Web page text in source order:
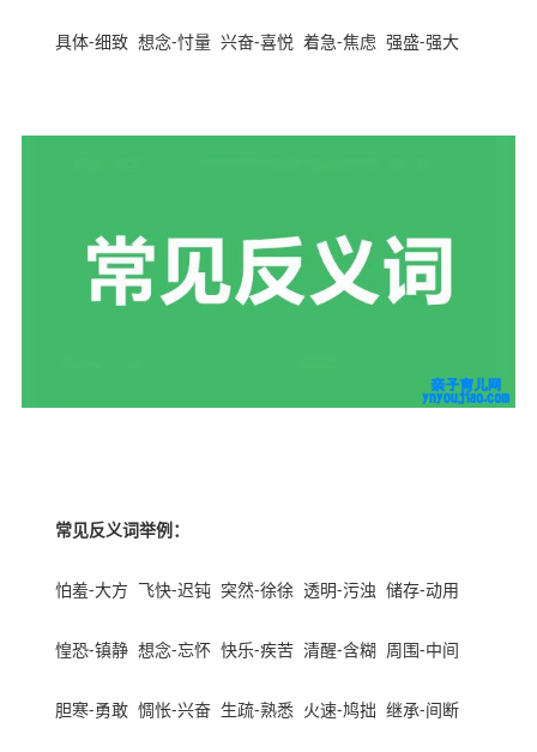
具体-细致 想念-忖量 兴奋-喜悦 着急-焦虑 强盛-强大
常见反义词举例：
怕羞-大方 飞快-迟钝 突然-徐徐 透明-污浊 储存-动用
惶恐-镇静 想念-忘怀 快乐-疾苦 清醒-含糊 周围-中间
胆寒-勇敢 惆怅-兴奋 生疏-熟悉 火速-鸠拙 继承-间断